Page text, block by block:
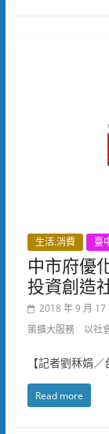
生活.消費 臺
中市府優
投資創造
2018 年 9 月 17
策擴大服務 以社
【記者劉秝娟
Read more